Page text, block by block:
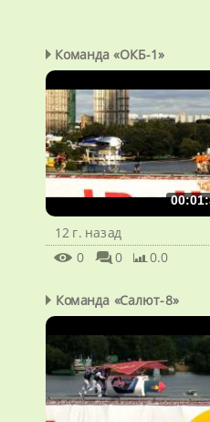
Команда «ОКБ-1»
12 г. назад
0
0 0.0
Команда «Салют-8»